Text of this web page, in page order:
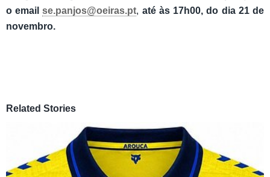
o emailse.panjos@oeiras.pt, até às 17h00, do dia 21 de
novembro.
Related Stories